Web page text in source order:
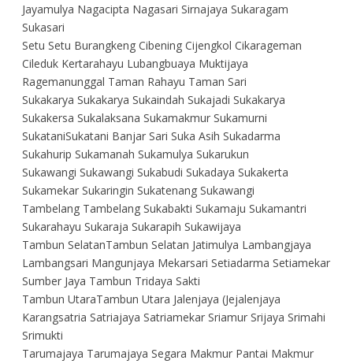
Jayamulya Nagacipta Nagasari Sirnajaya Sukaragam
Sukasari
Setu Setu Burangkeng Cibening Cijengkol Cikarageman
Cileduk Kertarahayu Lubangbuaya Muktijaya
Ragemanunggal Taman Rahayu Taman Sari
Sukakarya Sukakarya Sukaindah Sukajadi Sukakarya
Sukakersa Sukalaksana Sukamakmur Sukamurni
SukataniSukatani Banjar Sari Suka Asih Sukadarma
Sukahurip Sukamanah Sukamulya Sukarukun
Sukawangi Sukawangi Sukabudi Sukadaya Sukakerta
Sukamekar Sukaringin Sukatenang Sukawangi
Tambelang Tambelang Sukabakti Sukamaju Sukamantri
Sukarahayu Sukaraja Sukarapih Sukawijaya
Tambun SelatanTambun Selatan Jatimulya Lambangjaya
Lambangsari Mangunjaya Mekarsari Setiadarma Setiamekar
Sumber Jaya Tambun Tridaya Sakti
Tambun UtaraTambun Utara Jalenjaya (Jejalenjaya
Karangsatria Satriajaya Satriamekar Sriamur Srijaya Srimahi
Srimukti
Tarumajaya Tarumajaya Segara Makmur Pantai Makmur